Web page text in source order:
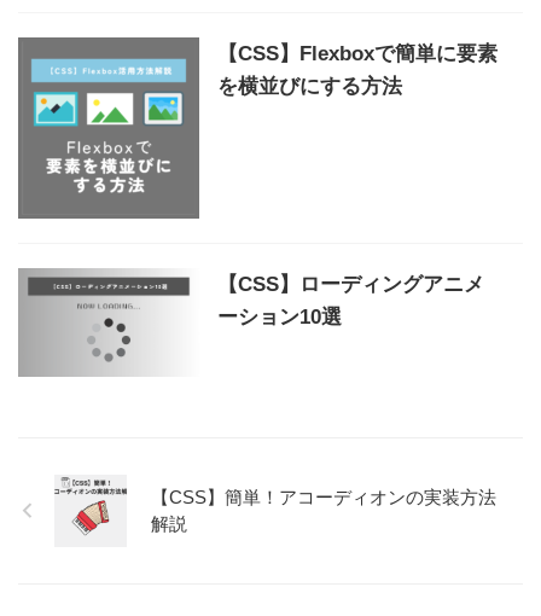
【CSS】Flexboxで簡単に要素
を横並びにする方法
【CSS】ローディングアニメ
ーション10選
【CSS】簡単！アコーディオンの実装方法
解説